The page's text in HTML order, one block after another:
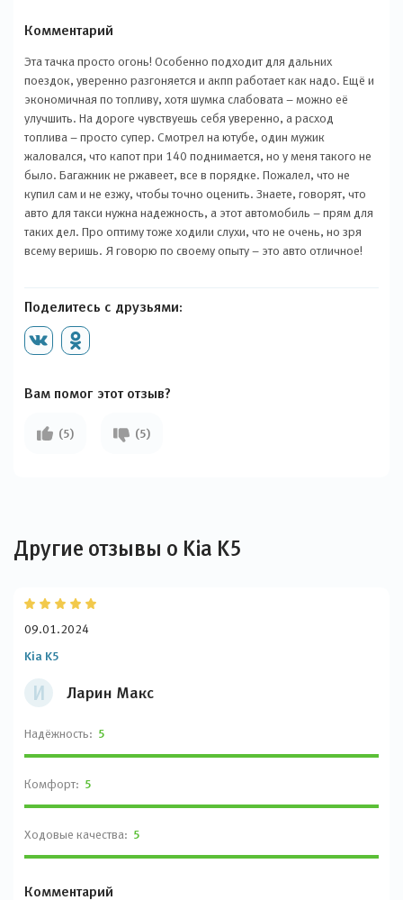
Комментарий
Эта тачка просто огонь! Особенно подходит для дальних
поездок, уверенно разгоняется и акпп работает как надо. Ещё и
экономичная по топливу, хотя шумка слабовата – можно её
улучшить. На дороге чувствуешь себя уверенно, а расход
топлива – просто супер. Смотрел на ютубе, один мужик
жаловался, что капот при 140 поднимается, но у меня такого не
было. Багажник не ржавеет, все в порядке. Пожалел, что не
купил сам и не езжу, чтобы точно оценить. Знаете, говорят, что
авто для такси нужна надежность, а этот автомобиль – прям для
таких дел. Про оптиму тоже ходили слухи, что не очень, но зря
всему веришь. Я говорю по своему опыту – это авто отличное!
Поделитесь с друзьями:
Вам помог этот отзыв?
(5) (5)
Другие отзывы о Kia K5
И Ларин Макс
Kia K5
09.01.2024
Надёжность: 5
Комфорт: 5
Ходовые качества: 5
Комментарий